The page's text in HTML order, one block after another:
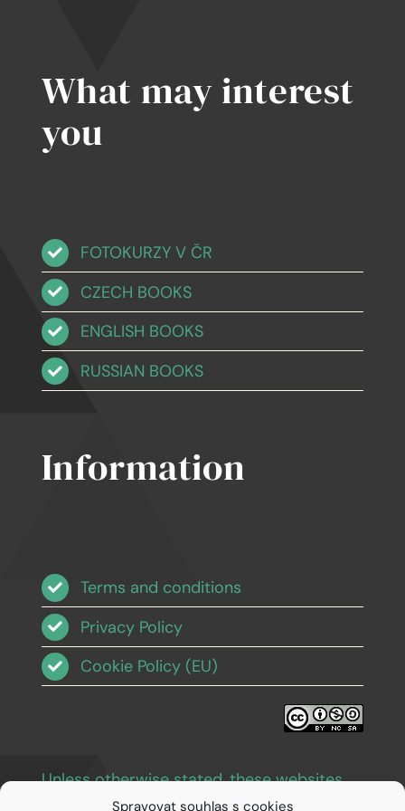
Spravovat souhlas s cookies
What may interest
you
FOTOKURZY V ČR
CZECH BOOKS
ENGLISH BOOKS
RUSSIAN BOOKS
Information
Terms and conditions
Privacy Policy
Cookie Policy (EU)
Unless otherwise stated, these websites
and images are licensed under Creative